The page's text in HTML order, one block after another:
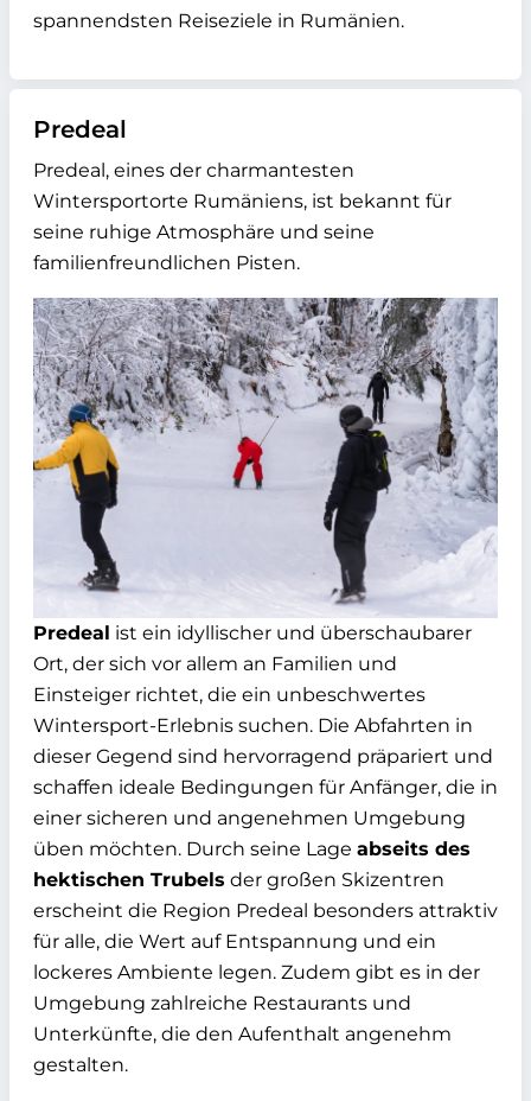
spannendsten Reiseziele in Rumänien.
Predeal
Predeal, eines der charmantesten
Wintersportorte Rumäniens, ist bekannt für
seine ruhige Atmosphäre und seine
familienfreundlichen Pisten.
Predeal ist ein idyllischer und überschaubarer
Ort, der sich vor allem an Familien und
Einsteiger richtet, die ein unbeschwertes
Wintersport-Erlebnis suchen. Die Abfahrten in
dieser Gegend sind hervorragend präpariert und
schaffen ideale Bedingungen für Anfänger, die in
einer sicheren und angenehmen Umgebung
üben möchten. Durch seine Lage abseits des
hektischen Trubels der großen Skizentren
erscheint die Region Predeal besonders attraktiv
für alle, die Wert auf Entspannung und ein
lockeres Ambiente legen. Zudem gibt es in der
Umgebung zahlreiche Restaurants und
Unterkünfte, die den Aufenthalt angenehm
gestalten.